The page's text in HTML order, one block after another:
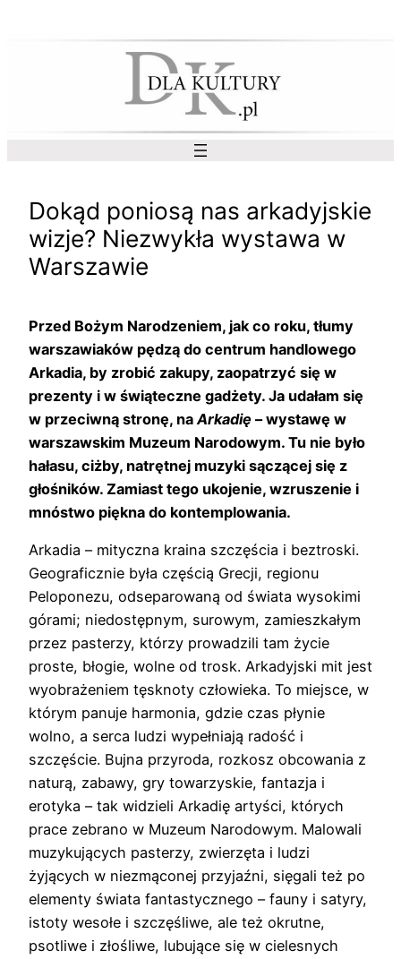
Dokąd poniosą nas arkadyjskie
wizje? Niezwykła wystawa w
Warszawie
Przed Bożym Narodzeniem, jak co roku, tłumy
warszawiaków pędzą do centrum handlowego
Arkadia, by zrobić zakupy, zaopatrzyć się w
prezenty i w świąteczne gadżety. Ja udałam się
w przeciwną stronę, na Arkadię – wystawę w
warszawskim Muzeum Narodowym. Tu nie było
hałasu, ciżby, natrętnej muzyki sączącej się z
głośników. Zamiast tego ukojenie, wzruszenie i
mnóstwo piękna do kontemplowania.
Arkadia – mityczna kraina szczęścia i beztroski.
Geograficznie była częścią Grecji, regionu
Peloponezu, odseparowaną od świata wysokimi
górami; niedostępnym, surowym, zamieszkałym
przez pasterzy, którzy prowadzili tam życie
proste, błogie, wolne od trosk. Arkadyjski mit jest
wyobrażeniem tęsknoty człowieka. To miejsce, w
którym panuje harmonia, gdzie czas płynie
wolno, a serca ludzi wypełniają radość i
szczęście. Bujna przyroda, rozkosz obcowania z
naturą, zabawy, gry towarzyskie, fantazja i
erotyka – tak widzieli Arkadię artyści, których
prace zebrano w Muzeum Narodowym. Malowali
muzykujących pasterzy, zwierzęta i ludzi
żyjących w niezmąconej przyjaźni, sięgali też po
elementy świata fantastycznego – fauny i satyry,
istoty wesołe i szczęśliwe, ale też okrutne,
psotliwe i złośliwe, lubujące się w cielesnych